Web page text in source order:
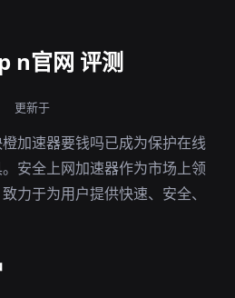
n官网 评测
更新于
加速器要钱吗已成为保护在线
安全上网加速器作为市场上领
力于为用户提供快速、安全、